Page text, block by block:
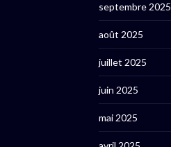
septembre 2025
août 2025
juillet 2025
juin 2025
mai 2025